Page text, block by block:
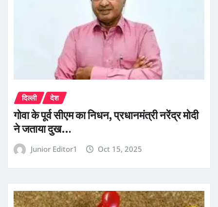
दिल्ली देश
गोवा के पूर्व सीएम का निधन, प्रधानमंत्री नरेंद्र मोदी
ने जताया दुख…
Junior Editor1 Oct 15, 2025